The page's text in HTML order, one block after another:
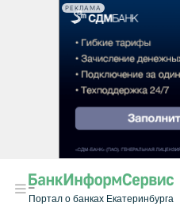
РЕКЛАМА
Портал о банках Екатеринбурга